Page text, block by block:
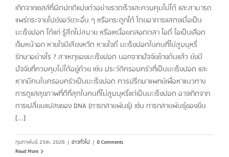
เกิดจากเซลล์ที่ผิดปกติแบ่งตัวอย่างรวดเร็วและควบคุมไม่ได้ และสามารถ
แพร่กระจายไปยังอวัยวะอื่น ๆ หรือกระดูกได้ โดยอาการแสดงเมื่อเป็น
มะเร็งปอด ได้แก่ รู้สึกไม่สบาย หรือเหนื่อยตลอดเวลา ไอถี่ ไอเป็นเลือด
เจ็บหน้าอก หายใจมีเสียงหวีด หายใจถี่ มะเร็งปอดในคนที่ไม่สูบบุหรี่
รักษาอย่างไร ? สาเหตุของมะเร็งปอด นอกจากปัจจัยข้างต้นแล้ว ยังมี
ปัจจัยที่ควบคุมไม่ได้อยู่ด้วย เช่น ประวัติครอบครัวที่เป็นมะเร็งปอด และ
หากมีคนในครอบครัวเป็นมะเร็งปอด ควรปรึกษาแพทย์เพื่อหาแนวทาง
การดูแลสุขภาพที่ดีที่สุดในคนที่ไม่สูบบุหรี่แต่เป็นมะเร็งปอด อาจเกิดจาก
การเปลี่ยนแปลงของ DNA (การกลายพันธุ์) เช่น การกลายพันธุ์ของยีน
[...]
กุมภาพันธ์ 25th, 2026 | ข่าวทั่วไป | 0 Comments
Read More